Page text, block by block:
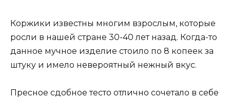
Коржики известны многим взрослым, которые
росли в нашей стране 30-40 лет назад. Когда-то
данное мучное изделие стоило по 8 копеек за
штуку и имело невероятный нежный вкус.
Пресное сдобное тесто отлично сочетало в себе